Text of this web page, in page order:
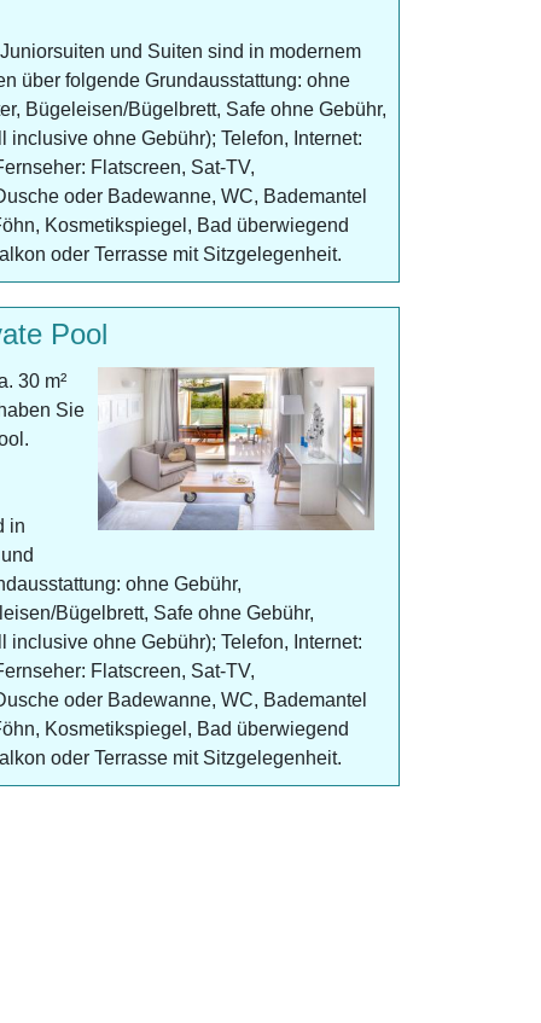
und Suiten sind in modernem
über folgende Grundausstattung: ohne
Bügeleisen/Bügelbrett, Safe ohne Gebühr,
inclusive ohne Gebühr); Telefon, Internet:
Flatscreen, Sat-TV,
oder Badewanne, WC, Bademantel
Kosmetikspiegel, Bad überwiegend
oder Terrasse mit Sitzgelegenheit.
Pool
30 m²
Sie
in
ohne Gebühr,
Bügelbrett, Safe ohne Gebühr,
inclusive ohne Gebühr); Telefon, Internet:
Flatscreen, Sat-TV,
oder Badewanne, WC, Bademantel
Kosmetikspiegel, Bad überwiegend
oder Terrasse mit Sitzgelegenheit.